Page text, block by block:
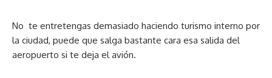
No te entretengas demasiado haciendo turismo interno por
la ciudad, puede que salga bastante cara esa salida del
aeropuerto si te deja el avión.